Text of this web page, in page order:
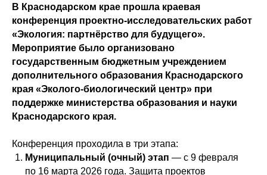
В Краснодарском крае прошла краевая
конференция проектно-исследовательских работ
«Экология: партнёрство для будущего».
Мероприятие было организовано
государственным бюджетным учреждением
дополнительного образования Краснодарского
края «Эколого-биологический центр» при
поддержке министерства образования и науки
Краснодарского края.
Конференция проходила в три этапа:
Муниципальный (очный) этап — с 9 февраля
по 16 марта 2026 года. Защита проектов